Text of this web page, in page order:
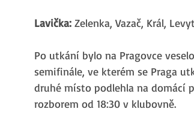
Lavička: Zelenka, Vazač, Král,
Po utkání bylo na Pragovce
semifinále, ve kterém se Praga
druhé místo podlehla na domácí
rozborem od 18:30 v klubovně.